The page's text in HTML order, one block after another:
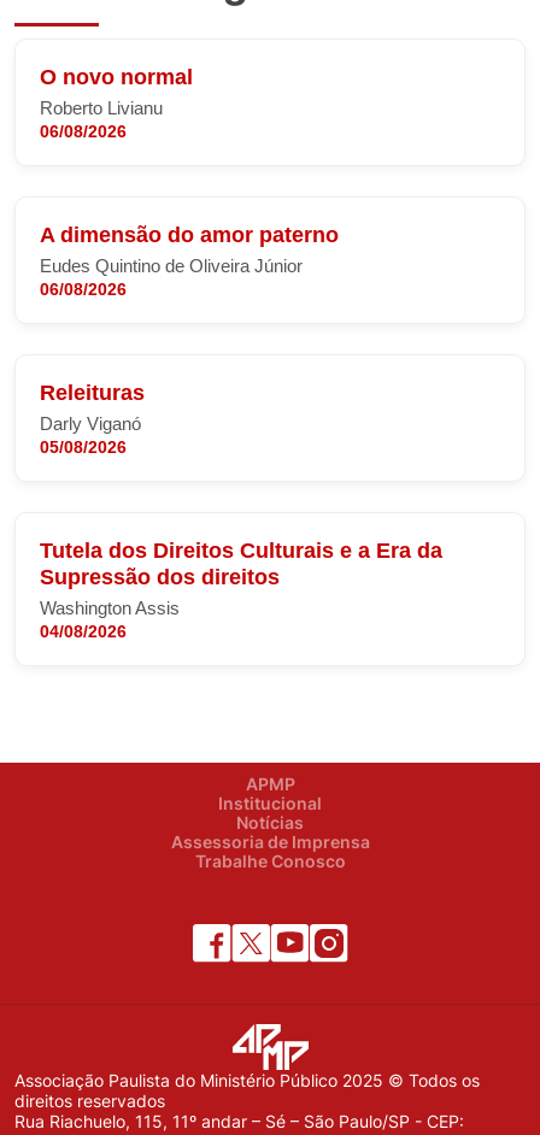
O novo normal
Roberto Livianu
06/08/2026
A dimensão do amor paterno
Eudes Quintino de Oliveira Júnior
06/08/2026
Releituras
Darly Viganó
05/08/2026
Tutela dos Direitos Culturais e a Era da
Supressão dos direitos
Washington Assis
04/08/2026
APMP
Institucional
Notícias
Assessoria de Imprensa
Trabalhe Conosco
Associação Paulista do Ministério Público 2025 © Todos os
direitos reservados
Rua Riachuelo, 115, 11º andar – Sé – São Paulo/SP - CEP: